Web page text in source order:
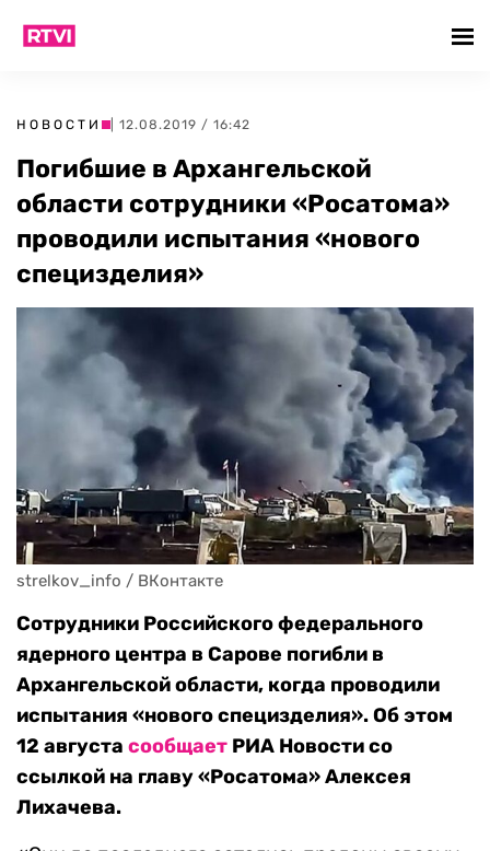
НОВОСТИ | 12.08.2019 / 16:42
Погибшие в Архангельской
области сотрудники «Росатома»
проводили испытания «нового
специзделия»
strelkov_info / ВКонтакте
Сотрудники Российского федерального
ядерного центра в Сарове погибли в
Архангельской области, когда проводили
испытания «нового специзделия». Об этом
12 августа сообщает РИА Новости со
ссылкой на главу «Росатома» Алексея
Лихачева.